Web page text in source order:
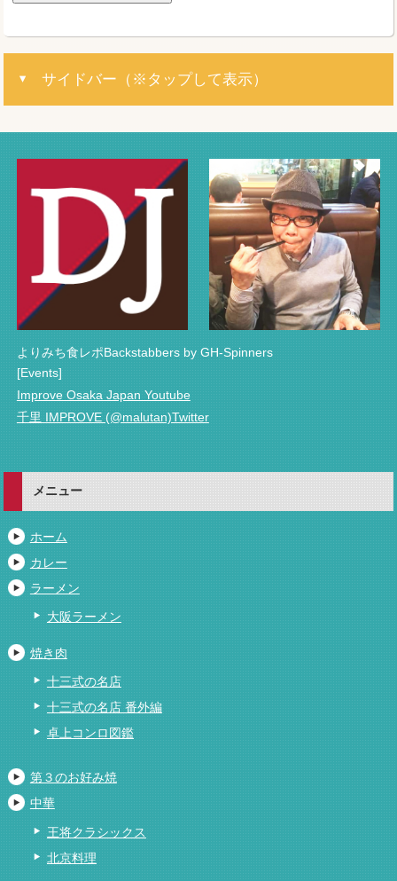
サイドバー（※タップして表示）
よりみち食レポBackstabbers by GH-Spinners
[Events]
Improve Osaka Japan Youtube
千里 IMPROVE (@malutan)Twitter
メニュー
ホーム
カレー
ラーメン
大阪ラーメン
焼き肉
十三式の名店
十三式の名店 番外編
卓上コンロ図鑑
第３のお好み焼
中華
王将クラシックス
北京料理